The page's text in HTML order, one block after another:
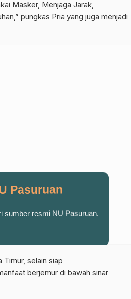
Masker, Menjaga Jarak,
pungkas Pria yang juga menjadi
Pasuruan
sumber resmi NU Pasuruan.
Timur, selain siap
berjemur di bawah sinar